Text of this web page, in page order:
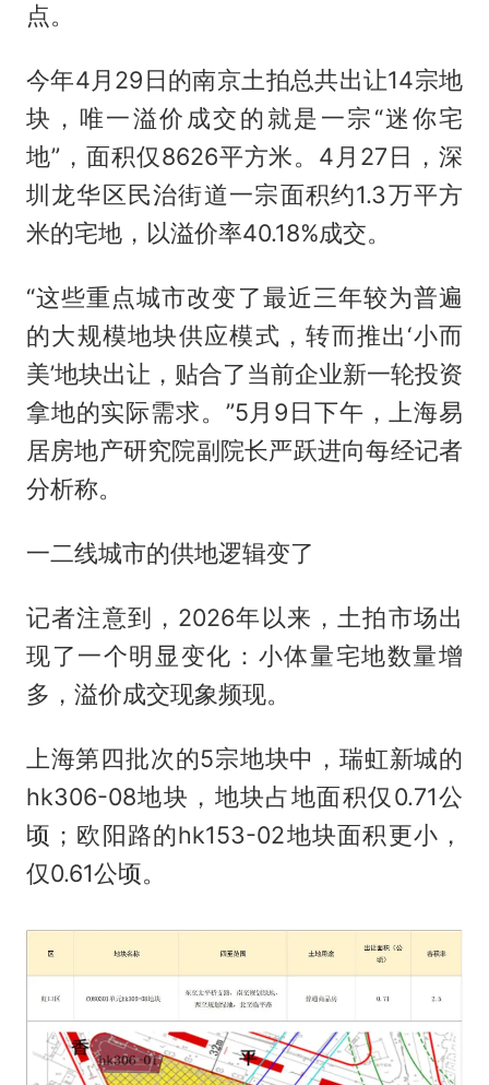
点。
今年4月29日的南京土拍总共出让14宗地
块，唯一溢价成交的就是一宗“迷你宅
地”，面积仅8626平方米。4月27日，深
圳龙华区民治街道一宗面积约1.3万平方
米的宅地，以溢价率40.18%成交。
“这些重点城市改变了最近三年较为普遍
的大规模地块供应模式，转而推出‘小而
美’地块出让，贴合了当前企业新一轮投资
拿地的实际需求。”5月9日下午，上海易
居房地产研究院副院长严跃进向每经记者
分析称。
一二线城市的供地逻辑变了
记者注意到，2026年以来，土拍市场出
现了一个明显变化：小体量宅地数量增
多，溢价成交现象频现。
上海第四批次的5宗地块中，瑞虹新城的
hk306-08地块，地块占地面积仅0.71公
顷；欧阳路的hk153-02地块面积更小，
仅0.61公顷。